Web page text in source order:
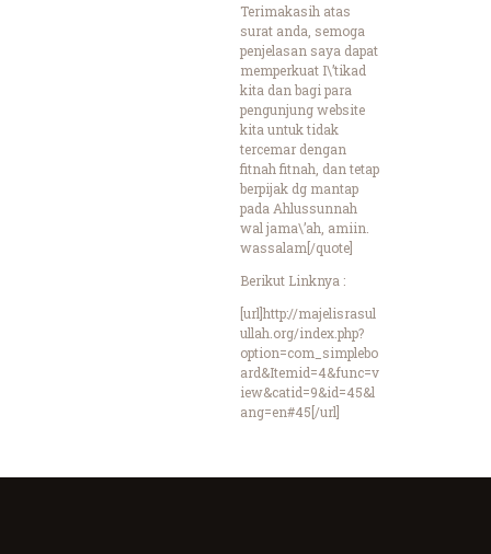
Terimakasih atas
surat anda, semoga
penjelasan saya dapat
memperkuat I\’tikad
kita dan bagi para
pengunjung website
kita untuk tidak
tercemar dengan
fitnah fitnah, dan tetap
berpijak dg mantap
pada Ahlussunnah
wal jama\’ah, amiin.
wassalam[/quote]
Berikut Linknya :
[url]http://majelisrasul
ullah.org/index.php?
option=com_simplebo
ard&Itemid=4&func=v
iew&catid=9&id=45&l
ang=en#45[/url]